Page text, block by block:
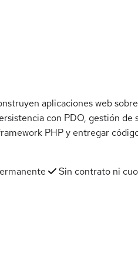
aplicaciones web
con PDO, gestión
PHP y entregar
Sin contrato ni